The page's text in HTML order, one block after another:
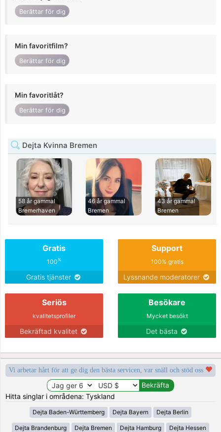
Berättar för dig
Min favoritfilm?
Berättar för dig
Min favoritlåt?
Berättar för dig
Dejta Kvinna Bremen
58 år gammal
Bremerhaven
46 år gammal
Bremen
43 år gammal
Bremen
Gratis
100%
Gratis tjänster
Support
100% gratis
Lyssnande moderatorer
Seriös
kvalitetsprofiler
Bekräftad kvalitet
Besökare
Mycket besökt
Det bästa
Vi arbetar hårt för att ge dig den bästa servicen, var snäll och stöd oss
Hitta singlar i områdena: Tyskland
Dejta Baden-Württemberg Dejta Bayern Dejta Berlin
Dejta Brandenburg Dejta Bremen Dejta Hamburg Dejta Hessen